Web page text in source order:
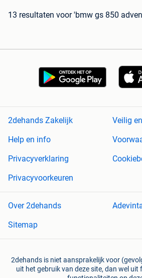
13 resultaten voor 'bmw gs 850
2dehands Zakelijk
Veilig
Help en info
Privacyverklaring
Privacyvoorkeuren
Over 2dehands
Sitemap
2dehands is niet aansprakelijk voor
uit het gebruik van deze site, dan wel